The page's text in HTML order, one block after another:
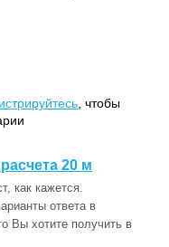
, чтобы
20 м
как кажется.
ответа в
Вы хотите получить в